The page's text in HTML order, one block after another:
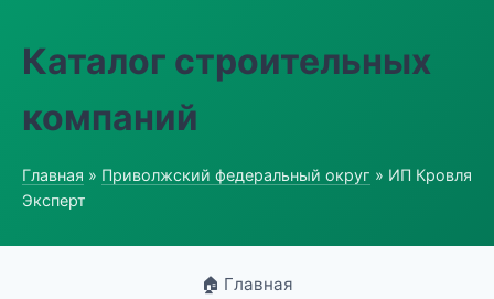
Каталог строительных
компаний
Главная » Приволжский федеральный округ » ИП Кровля
Эксперт
🏠 Главная